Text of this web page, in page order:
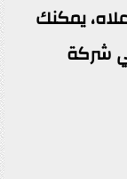
يمكنك
شركة